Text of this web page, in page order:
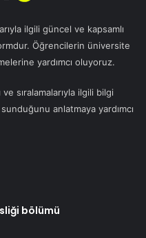
ilgili güncel ve kapsamlı
Öğrencilerin üniversite
yardımcı oluyoruz.
sıralamalarıyla ilgili bilgi
anlatmaya yardımcı
bölümü